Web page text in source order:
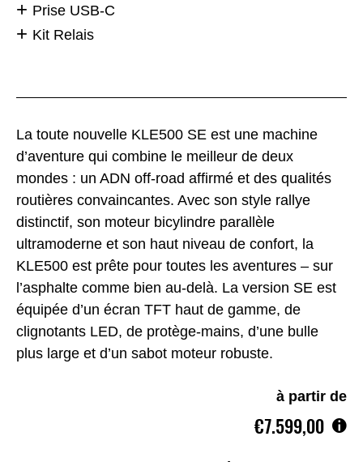
La toute nouvelle KLE500 SE est une machine
d’aventure qui combine le meilleur de deux
mondes : un ADN off-road affirmé et des qualités
routières convaincantes. Avec son style rallye
distinctif, son moteur bicylindre parallèle
ultramoderne et son haut niveau de confort, la
KLE500 est prête pour toutes les aventures – sur
l’asphalte comme bien au-delà. La version SE est
équipée d’un écran TFT haut de gamme, de
clignotants LED, de protège-mains, d’une bulle
plus large et d’un sabot moteur robuste.
à partir de
€7.599,00
Prise USB-C
Kit Relais